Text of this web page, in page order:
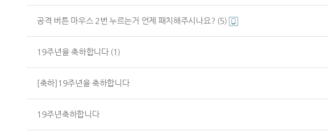
공격 버튼 마우스 2번 누르는거 언제 패치해주시나요? (5)
19주년을 축하합니다 (1)
[축하]19주년을 축하합니다
19주년축하합니다